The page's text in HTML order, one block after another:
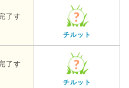
了す
チルット
了す
チルット